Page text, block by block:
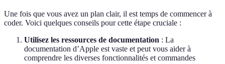
Une fois que vous avez un plan clair, il est temps de commencer à
coder. Voici quelques conseils pour cette étape cruciale :
Utilisez les ressources de documentation : La
documentation d’Apple est vaste et peut vous aider à
comprendre les diverses fonctionnalités et commandes